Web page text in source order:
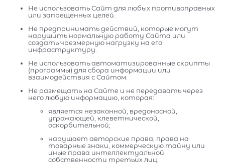
Не использовать Сайт для любых противоправных
или запрещенных целей.
Не предпринимать действий, которые могут
нарушить нормальную работу Сайта или
создать чрезмерную нагрузку на его
инфраструктуру.
Не использовать автоматизированные скрипты
(программы) для сбора информации или
взаимодействия с Сайтом.
Не размещать на Сайте и не передавать через
него любую информацию, которая:
является незаконной, вредоносной,
угрожающей, клеветнической,
оскорбительной;
нарушает авторские права, права на
товарные знаки, коммерческую тайну или
иные права интеллектуальной
собственности третьих лиц;